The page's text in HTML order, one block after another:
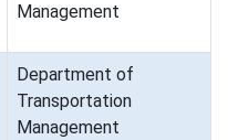
Management
Department of
Transportation
Management